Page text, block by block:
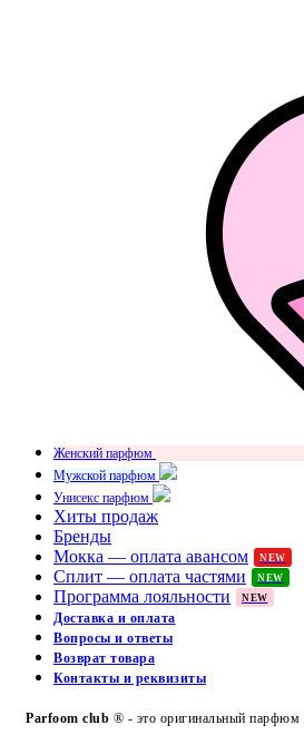
Женский парфюм
Мужской парфюм
Унисекс парфюм
Хиты продаж
Бренды
Мокка — оплата авансом
NEW
Сплит — оплата частями NEW
Программа лояльности NEW
Доставка и оплата
Вопросы и ответы
Возврат товара
Контакты и реквизиты
Parfoom club ® - это оригинальный парфюм